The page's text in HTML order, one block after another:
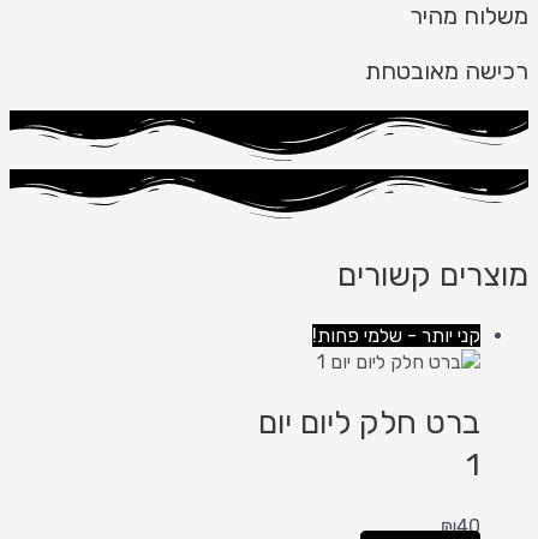
משלוח מהיר
רכישה מאובטחת
מוצרים קשורים
קני יותר - שלמי פחות!
ברט חלק ליום יום
1
₪40